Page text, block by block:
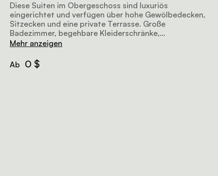
Diese Suiten im Obergeschoss sind luxuriös
eingerichtet und verfügen über hohe Gewölbedecken,
Sitzecken und eine private Terrasse. Große
Badezimmer, begehbare Kleiderschränke,
Doppelwaschtisch und separate Badewanne und
Mehr anzeigen
Ab 0 $